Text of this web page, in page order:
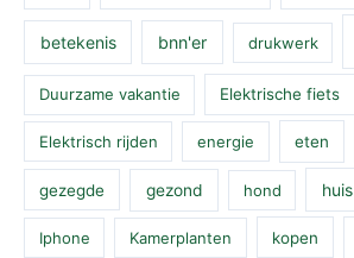
betekenis bnn'er drukwerk
Duurzame vakantie Elektrische fiets
Elektrisch rijden energie eten
gezegde gezond hond huis
Iphone Kamerplanten kopen